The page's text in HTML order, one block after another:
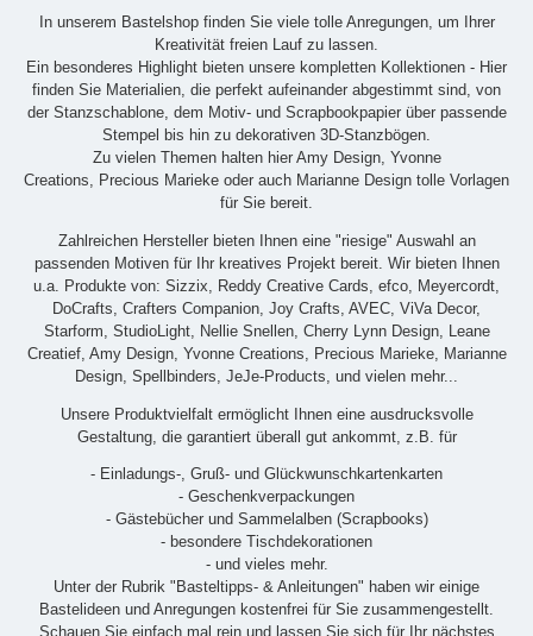
In unserem Bastelshop finden Sie viele tolle Anregungen, um Ihrer
Kreativität freien Lauf zu lassen.
Ein besonderes Highlight bieten unsere kompletten Kollektionen - Hier
finden Sie Materialien, die perfekt aufeinander abgestimmt sind, von
der Stanzschablone, dem Motiv- und Scrapbookpapier über passende
Stempel bis hin zu dekorativen 3D-Stanzbögen.
Zu vielen Themen halten hier Amy Design, Yvonne
Creations, Precious Marieke oder auch Marianne Design tolle Vorlagen
für Sie bereit.
Zahlreichen Hersteller bieten Ihnen eine "riesige" Auswahl an
passenden Motiven für Ihr kreatives Projekt bereit. Wir bieten Ihnen
u.a. Produkte von: Sizzix, Reddy Creative Cards, efco, Meyercordt,
DoCrafts, Crafters Companion, Joy Crafts, AVEC, ViVa Decor,
Starform, StudioLight, Nellie Snellen, Cherry Lynn Design, Leane
Creatief, Amy Design, Yvonne Creations, Precious Marieke, Marianne
Design, Spellbinders, JeJe-Products, und vielen mehr...
Unsere Produktvielfalt ermöglicht Ihnen eine ausdrucksvolle
Gestaltung, die garantiert überall gut ankommt, z.B. für
- Einladungs-, Gruß- und Glückwunschkartenkarten
- Geschenkverpackungen
- Gästebücher und Sammelalben (Scrapbooks)
- besondere Tischdekorationen
- und vieles mehr.
Unter der Rubrik "Basteltipps- & Anleitungen" haben wir einige
Bastelideen und Anregungen kostenfrei für Sie zusammengestellt.
Schauen Sie einfach mal rein und lassen Sie sich für Ihr nächstes